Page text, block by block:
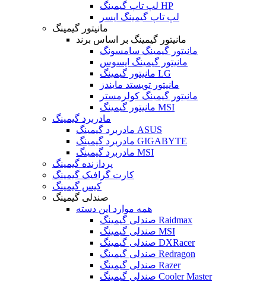
لپ تاپ گیمینگ HP
لپ تاپ گیمینگ ایسر
مانیتور گیمینگ
مانیتور گیمینگ بر اساس برند
مانیتور گیمینگ سامسونگ
مانیتور گیمینگ ایسوس
مانیتور گیمینگ LG
مانیتور تویستد مایندز
مانیتور گیمینگ کولرمستر
مانیتور گیمینگ MSI
مادربرد گیمینگ
مادربرد گیمینگ ASUS
مادربرد گیمینگ GIGABYTE
مادربرد گیمینگ MSI
پردازنده گیمینگ
کارت گرافیک گیمینگ
کیس گیمینگ
صندلی گیمینگ
همه موارد این دسته
صندلی گیمینگ Raidmax
صندلی گیمینگ MSI
صندلی گیمینگ DXRacer
صندلی گیمینگ Redragon
صندلی گیمینگ Razer
صندلی گیمینگ Cooler Master